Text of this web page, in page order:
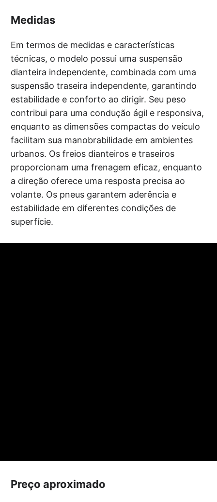
Medidas
Em termos de medidas e características
técnicas, o modelo possui uma suspensão
dianteira independente, combinada com uma
suspensão traseira independente, garantindo
estabilidade e conforto ao dirigir. Seu peso
contribui para uma condução ágil e responsiva,
enquanto as dimensões compactas do veículo
facilitam sua manobrabilidade em ambientes
urbanos. Os freios dianteiros e traseiros
proporcionam uma frenagem eficaz, enquanto
a direção oferece uma resposta precisa ao
volante. Os pneus garantem aderência e
estabilidade em diferentes condições de
superfície.
Preço aproximado